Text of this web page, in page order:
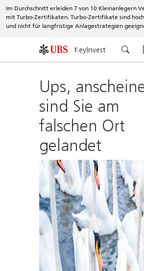
Im Durchschnitt erleiden 7 von 10 Kleinanlegern
mit Turbo-Zertifikaten. Turbo-Zertifikate sind
und nicht für langfristige Anlagestrategien
KeyInvest
Ups,
sind Sie am
falschen Ort
gelandet